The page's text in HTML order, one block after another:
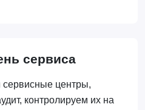
сервиса
центры,
контролируем их на